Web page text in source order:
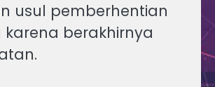
usul pemberhentian
karena berakhirnya